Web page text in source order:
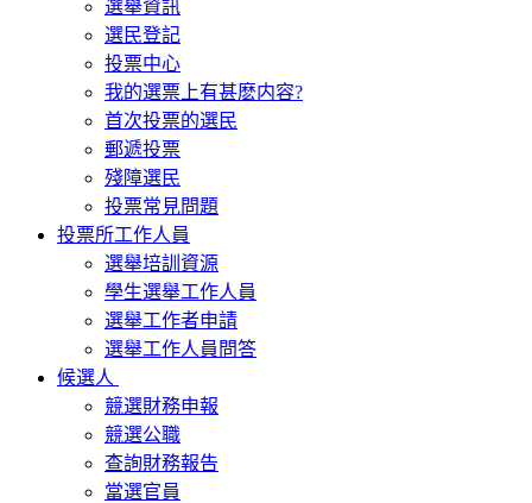
選舉資訊
選民登記
投票中心
我的選票上有甚麽内容?
首次投票的選民
郵遞投票
殘障選民
投票常見問題
投票所工作人員
選舉培訓資源
學生選舉工作人員
選舉工作者申請
選舉工作人員問答
候選人
競選財務申報
競選公職
查詢財務報告
當選官員